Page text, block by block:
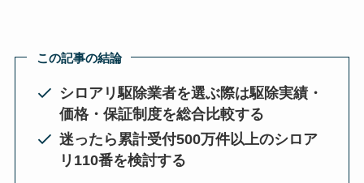
この記事の結論
シロアリ駆除業者を選ぶ際は駆除実績・
価格・保証制度を総合比較する
迷ったら累計受付500万件以上のシロア
リ110番を検討する